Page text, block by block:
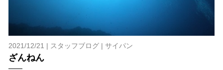
2021/12/21 | スタッフブログ| サイパン
ざんねん